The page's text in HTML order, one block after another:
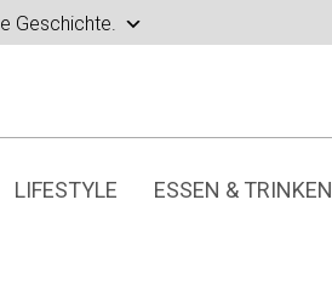
Geschichte.
LIFESTYLE ESSEN & TRINKEN